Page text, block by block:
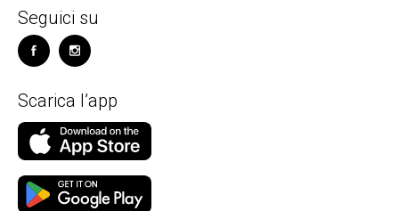
Seguici su
Scarica l’app